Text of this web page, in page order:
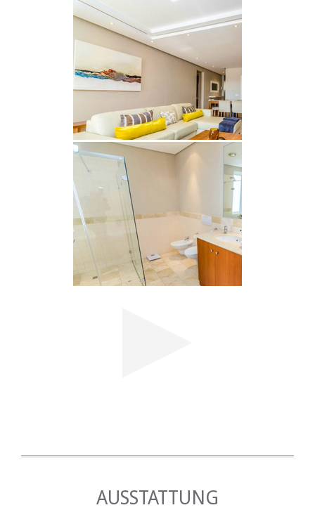
Tagesgebühr ebenfalls zur Verfügung.
LAGE UND SEHENSWÜRDIGKEITEN
Das Apartment liegt an einer der exklusivsten
Adressen am Wasser in Kapstadt und bietet
direkten Zugang zu einigen der schönsten
Erlebnisse der Stadt. Von gehobener Küche und
Designer-Shopping bis hin zu malerischen
Bootsfahrten und lebhaften lokalen Märkten – das
Beste von Kapstadt ist nur wenige Minuten
entfernt. Die lebhafte Atmosphäre der V&A
Waterfront in Kombination mit der
atemberaubenden Lage am Jachthafen macht
diesen Ort zu einem der begehrtesten Reiseziele
der Welt.
AUSSTATTUNG